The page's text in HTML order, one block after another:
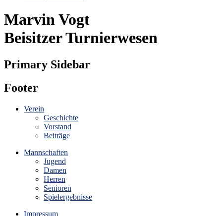
Marvin Vogt
Beisitzer Turnierwesen
Primary Sidebar
Footer
Verein
Geschichte
Vorstand
Beiträge
Mannschaften
Jugend
Damen
Herren
Senioren
Spielergebnisse
Impressum